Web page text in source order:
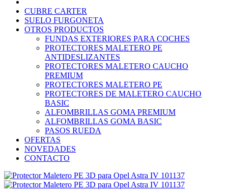
CUBRE CARTER
SUELO FURGONETA
OTROS PRODUCTOS
FUNDAS EXTERIORES PARA COCHES
PROTECTORES MALETERO PE
ANTIDESLIZANTES
PROTECTORES MALETERO CAUCHO
PREMIUM
PROTECTORES MALETERO PE
PROTECTORES DE MALETERO CAUCHO
BASIC
ALFOMBRILLAS GOMA PREMIUM
ALFOMBRILLAS GOMA BASIC
PASOS RUEDA
OFERTAS
NOVEDADES
CONTACTO